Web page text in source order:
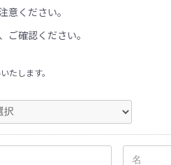
意ください。
確認ください。
たします。